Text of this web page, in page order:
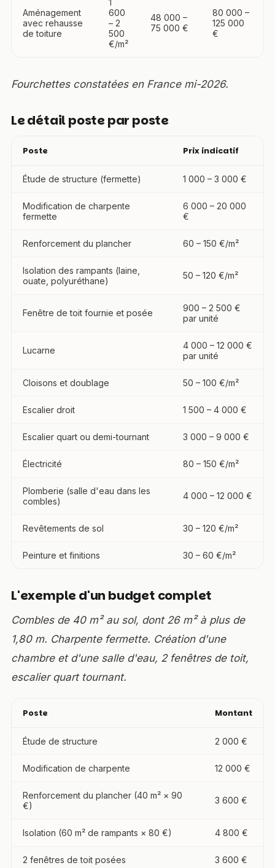
Aménagement
avec rehausse
de toiture
1
600
– 2
500
€/m²
48 000 –
75 000 €
80 000 –
125 000
€
Fourchettes constatées en France mi-2026.
Le détail poste par poste
Poste Prix indicatif
Étude de structure (fermette) 1 000 – 3 000 €
Modification de charpente
fermette
6 000 – 20 000
€
Renforcement du plancher 60 – 150 €/m²
Isolation des rampants (laine,
ouate, polyuréthane)
50 – 120 €/m²
Fenêtre de toit fournie et posée
900 – 2 500 €
par unité
Lucarne
4 000 – 12 000 €
par unité
Cloisons et doublage 50 – 100 €/m²
Escalier droit 1 500 – 4 000 €
Escalier quart ou demi-tournant 3 000 – 9 000 €
Électricité 80 – 150 €/m²
Plomberie (salle d'eau dans les
combles)
4 000 – 12 000 €
Revêtements de sol 30 – 120 €/m²
Peinture et finitions 30 – 60 €/m²
L'exemple d'un budget complet
Combles de 40 m² au sol, dont 26 m² à plus de
1,80 m. Charpente fermette. Création d'une
chambre et d'une salle d'eau, 2 fenêtres de toit,
escalier quart tournant.
Poste Montant
Étude de structure 2 000 €
Modification de charpente 12 000 €
Renforcement du plancher (40 m² × 90
€)
3 600 €
Isolation (60 m² de rampants × 80 €) 4 800 €
2 fenêtres de toit posées 3 600 €